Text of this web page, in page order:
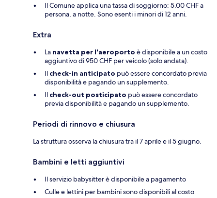
Il Comune applica una tassa di soggiorno: 5.00 CHF a
persona, a notte. Sono esenti i minori di 12 anni.
Extra
La navetta per l'aeroporto è disponibile a un costo
aggiuntivo di 950 CHF per veicolo (solo andata).
Il check-in anticipato può essere concordato previa
disponibilità e pagando un supplemento.
Il check-out posticipato può essere concordato
previa disponibilità e pagando un supplemento.
Periodi di rinnovo e chiusura
La struttura osserva la chiusura tra il 7 aprile e il 5 giugno.
Bambini e letti aggiuntivi
Il servizio babysitter è disponibile a pagamento
Culle e lettini per bambini sono disponibili al costo